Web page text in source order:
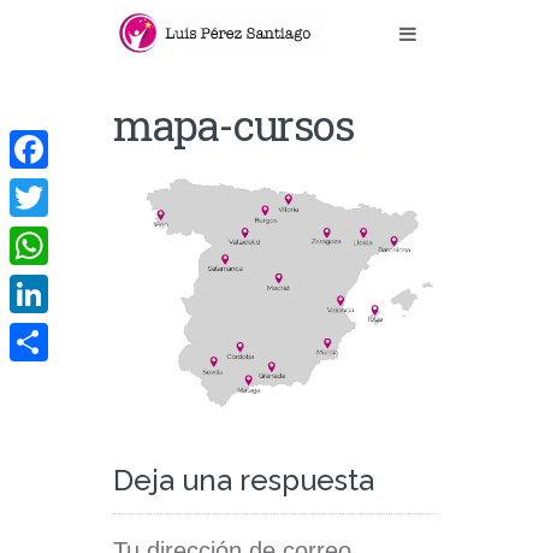
mapa-cursos
Deja una respuesta
Facebook
Twitter
WhatsApp
LinkedIn